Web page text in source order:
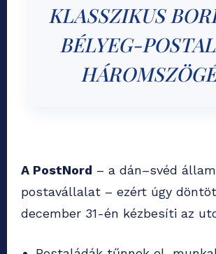
KLASSZIKUS
BÉLYEG-
A PostNord – a dán–svéd
postavállalat – ezért úgy
december 31-én kézbesíti az